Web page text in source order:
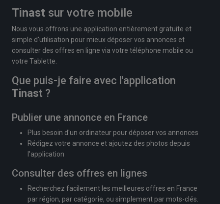
Tinast sur votre mobile
Nous vous offrons une application entièrement gratuite et
simple d'utilisation pour mieux déposer vos annonces et
consulter des offres en ligne via votre téléphone mobile ou
votre Tablette.
Que puis-je faire avec l'application
Tinast ?
Publier une annonce en France
Plus besoin d'un ordinateur pour déposer vos annonces
Rédigez votre annonce et ajoutez des photos depuis
l'application
Consulter des offres en lignes
Recherchez facilement les meilleures offres en France
par région, par catégorie, ou simplement par mots-clés.